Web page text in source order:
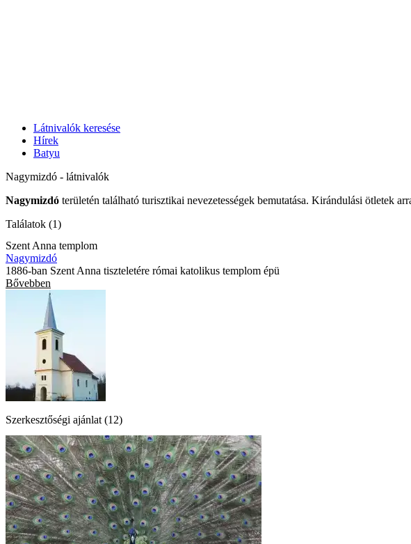
Látnivalók keresése
Hírek
Batyu
Nagymizdó - látnivalók
Nagymizdó területén található turisztikai nevezetességek bemutatása. Kirándulási ötletek
Találatok (1)
Szent Anna templom
Nagymizdó
1886-ban Szent Anna tiszteletére római katolikus templom épü
Bővebben
Szerkesztőségi ajánlat (12)